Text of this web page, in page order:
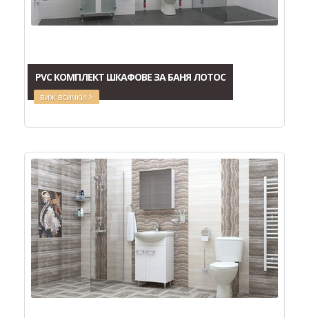
PVC КОМПЛЕКТ ШКАФОВЕ ЗА БАНЯ ЛОТОС
виж всички >